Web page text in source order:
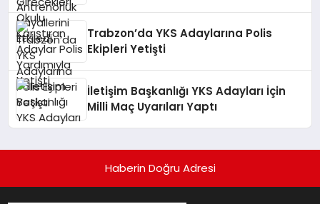
Trabzon’da YKS Adaylarına Polis
Ekipleri Yetişti
İletişim Başkanlığı YKS Adayları İçin
Milli Maç Uyarıları Yaptı
Haberin Doğru Adresi